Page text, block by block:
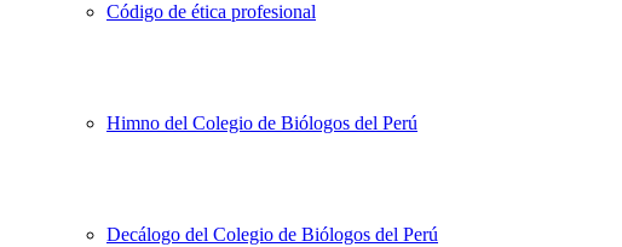
Código de ética profesional
Himno del Colegio de Biólogos del Perú
Decálogo del Colegio de Biólogos del Perú